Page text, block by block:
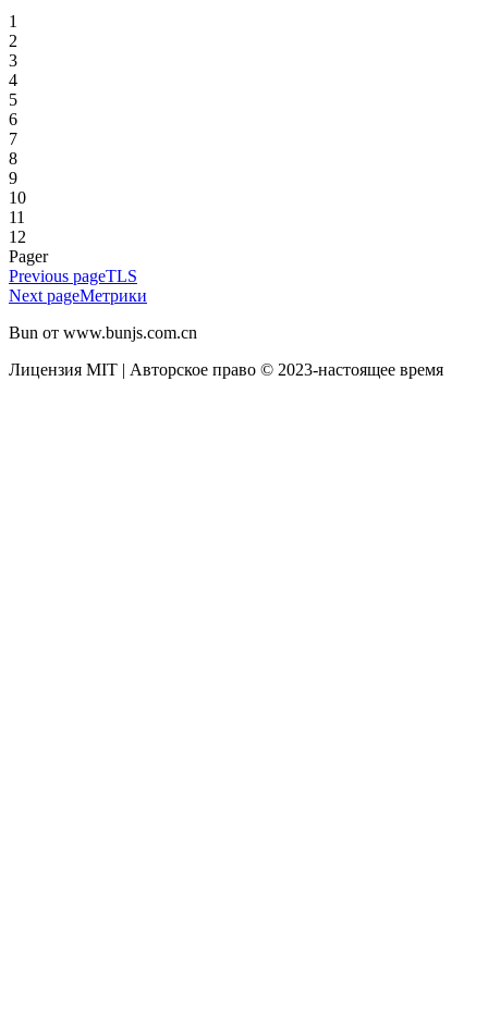
1
2
3
4
5
6
7
8
9
10
11
12
Pager
Previous pageTLS
Next pageМетрики
Bun от www.bunjs.com.cn
Лицензия MIT | Авторское право © 2023-настоящее время